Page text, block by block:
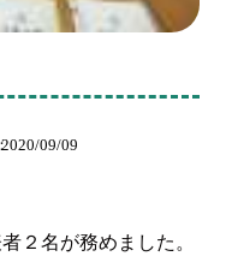
2020/09/09
２名が務めました。